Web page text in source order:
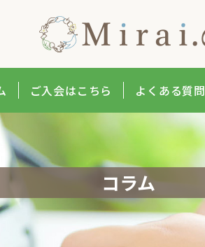
ご入会はこちら よくある質問
コラム